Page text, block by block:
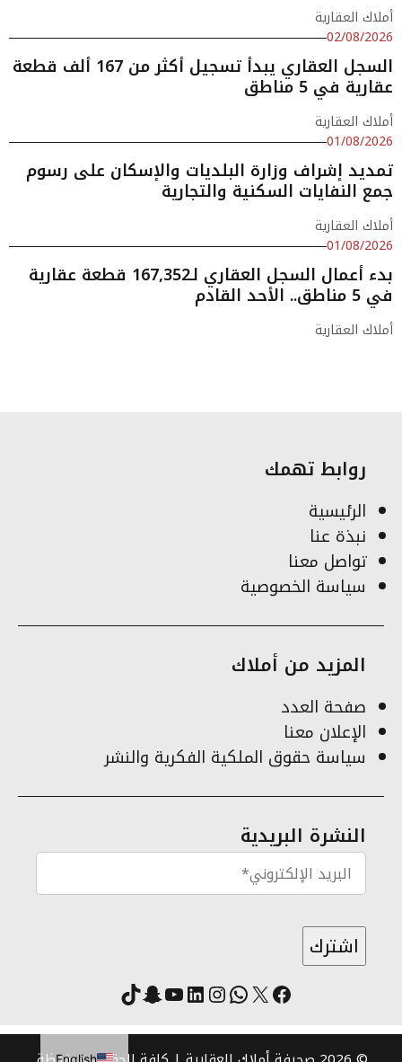
أملاك العقارية
02/08/2026
السجل العقاري يبدأ تسجيل أكثر من 167 ألف قطعة
عقارية في 5 مناطق
أملاك العقارية
01/08/2026
تمديد إشراف وزارة البلديات والإسكان على رسوم
جمع النفايات السكنية والتجارية
أملاك العقارية
01/08/2026
بدء أعمال السجل العقاري لـ167,352 قطعة عقارية
في 5 مناطق.. الأحد القادم
أملاك العقارية
روابط تهمك
الرئيسية
نبذة عنا
تواصل معنا
سياسة الخصوصية
المزيد من أملاك
صفحة العدد
الإعلان معنا
سياسة حقوق الملكية الفكرية والنشر
النشرة البريدية
فيسبوك
X واتساب
انستقرام
لينكد إنيوتيوب
سناب شات
تيك توك
English